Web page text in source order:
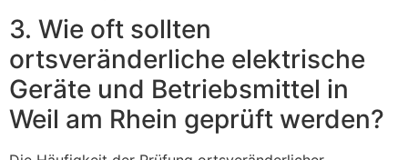
3. Wie oft sollten
ortsveränderliche elektrische
Geräte und Betriebsmittel in
Weil am Rhein geprüft werden?